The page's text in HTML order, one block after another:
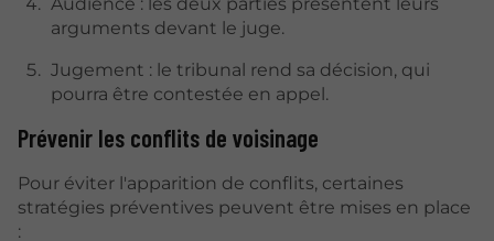
arguments devant le juge.
Jugement : le tribunal rend sa décision, qui
pourra être contestée en appel.
Prévenir les conflits de voisinage
Pour éviter l'apparition de conflits, certaines
stratégies préventives peuvent être mises en place
: